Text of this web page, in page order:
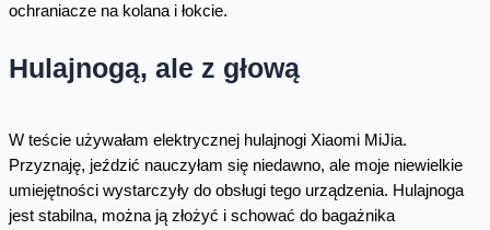
ochraniacze na kolana i łokcie.
Hulajnogą, ale z głową
W teście używałam elektrycznej hulajnogi Xiaomi MiJia.
Przyznaję, jeździć nauczyłam się niedawno, ale moje niewielkie
umiejętności wystarczyły do obsługi tego urządzenia. Hulajnoga
jest stabilna, można ją złożyć i schować do bagażnika